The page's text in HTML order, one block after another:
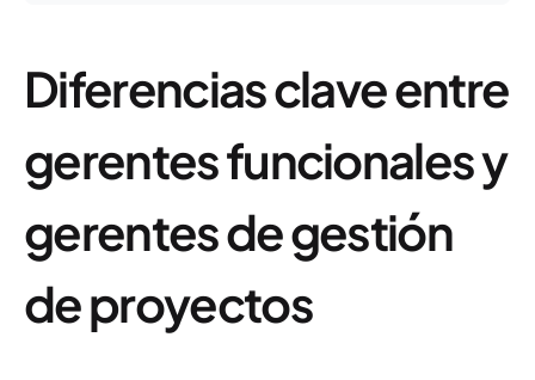
Diferencias clave entre
gerentes funcionales y
gerentes de gestión
de proyectos